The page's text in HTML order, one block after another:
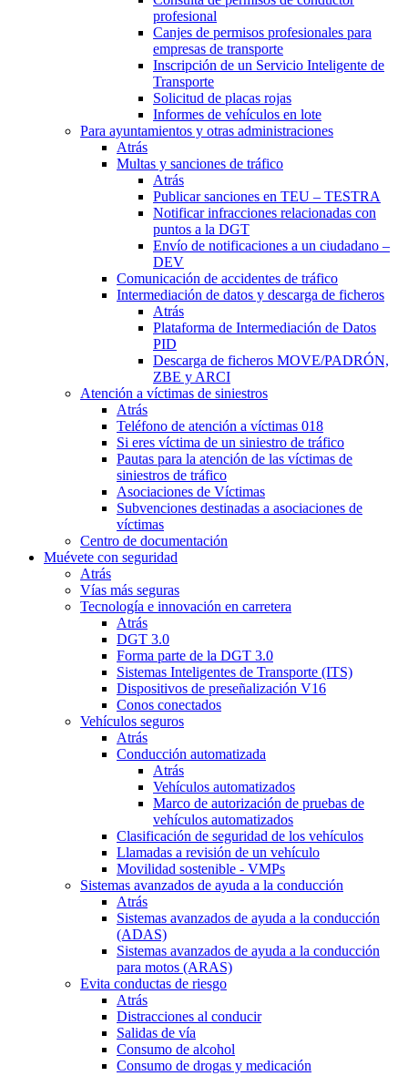
profesional
Canjes de permisos profesionales para
empresas de transporte
Inscripción de un Servicio Inteligente de
Transporte
Solicitud de placas rojas
Informes de vehículos en lote
Para ayuntamientos y otras administraciones
Atrás
Multas y sanciones de tráfico
Atrás
Publicar sanciones en TEU – TESTRA
Notificar infracciones relacionadas con
puntos a la DGT
Envío de notificaciones a un ciudadano –
DEV
Comunicación de accidentes de tráfico
Intermediación de datos y descarga de ficheros
Atrás
Plataforma de Intermediación de Datos
PID
Descarga de ficheros MOVE/PADRÓN,
ZBE y ARCI
Atención a víctimas de siniestros
Atrás
Teléfono de atención a víctimas 018
Si eres víctima de un siniestro de tráfico
Pautas para la atención de las víctimas de
siniestros de tráfico
Asociaciones de Víctimas
Subvenciones destinadas a asociaciones de
víctimas
Centro de documentación
Muévete con seguridad
Atrás
Vías más seguras
Tecnología e innovación en carretera
Atrás
DGT 3.0
Forma parte de la DGT 3.0
Sistemas Inteligentes de Transporte (ITS)
Dispositivos de preseñalización V16
Conos conectados
Vehículos seguros
Atrás
Conducción automatizada
Atrás
Vehículos automatizados
Marco de autorización de pruebas de
vehículos automatizados
Clasificación de seguridad de los vehículos
Llamadas a revisión de un vehículo
Movilidad sostenible - VMPs
Sistemas avanzados de ayuda a la conducción
Atrás
Sistemas avanzados de ayuda a la conducción
(ADAS)
Sistemas avanzados de ayuda a la conducción
para motos (ARAS)
Evita conductas de riesgo
Atrás
Distracciones al conducir
Salidas de vía
Consumo de alcohol
Consumo de drogas y medicación